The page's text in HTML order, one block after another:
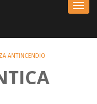
ANTINCENDIO